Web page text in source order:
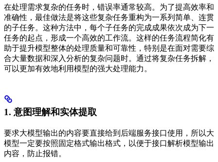
在处理需求复杂的任务时，错误率通常较高。为了提高效率和
准确性，最佳做法是将这些复杂任务重构为一系列简单、连贯
的子任务。这种方法中，每个子任务的完成成果依次成为下一
任务的起点，形成一个高效的工作流。这样的任务流程简化有
助于提升模型整体的处理质量和可靠性，特别是在面对需要综
合大量数据和深入分析的复杂问题时。通过将复杂任务拆解，
可以更加有效地利用模型的强大处理能力。
1. 意图理解和实体提取
要求大模型输出的内容要直接给到后端服务接口使用，所以大
模型一定要按照固定格式输出格式，以便于接口解析模型输出
内容，防止报错。